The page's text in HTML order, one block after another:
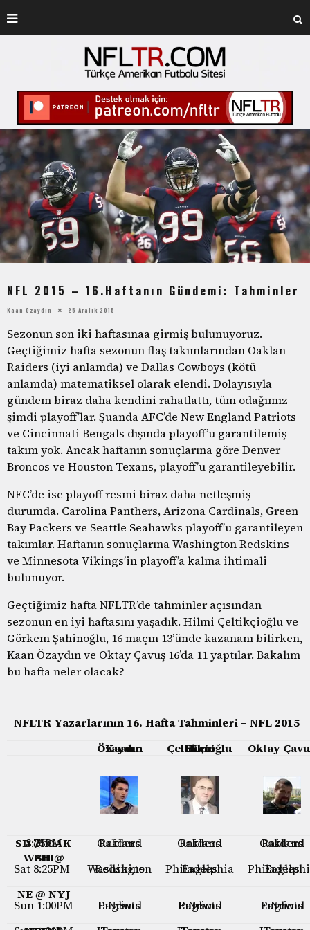
NFL 2015 – 16.Haftanın Gündemi: Tahminler
Kaan Özaydın 25 Aralık 2015
Sezonun son iki haftasınaa girmiş bulunuyoruz.
Geçtiğimiz hafta sezonun flaş takımlarından Oaklan
Raiders (iyi anlamda) ve Dallas Cowboys (kötü
anlamda) matematiksel olarak elendi. Dolayısıyla
gündem biraz daha kendini rahatlattı, tüm odağımız
şimdi playoff’lar. Şuanda AFC’de New England Patriots
ve Cincinnati Bengals dışında playoff’u garantilemiş
takım yok. Ancak haftanın sonuçlarına göre Denver
Broncos ve Houston Texans, playoff’u garantileyebilir.
NFC’de ise playoff resmi biraz daha netleşmiş
durumda. Carolina Panthers, Arizona Cardinals, Green
Bay Packers ve Seattle Seahawks playoff’u garantileyen
takımlar. Haftanın sonuçlarına Washington Redskins
ve Minnesota Vikings’in playoff’a kalma ihtimali
bulunuyor.
Geçtiğimiz hafta NFLTR’de tahminler açısından
sezonun en iyi haftasını yaşadık. Hilmi Çeltikçioğlu ve
Görkem Şahinoğlu, 16 maçın 13’ünde kazananı bilirken,
Kaan Özaydın ve Oktay Çavuş 16’da 11 yaptılar. Bakalım
bu hafta neler olacak?
NFLTR Yazarlarının 16. Hafta Tahminleri – NFL 2015
Kaan Özaydın
Hilmi Çeltikçioğlu Oktay
SD @OAK
Thu 8:25PM Oakland Raiders Oakland Raiders
Oakland Raiders
WSH @
PHI
Sat 8:25PM Washington Redskins Philadelphia Eagles
Philadelphia Eagles
NE@ NYJ
Sun 1:00PM New England Patriots New England Patriots
New England Patriots